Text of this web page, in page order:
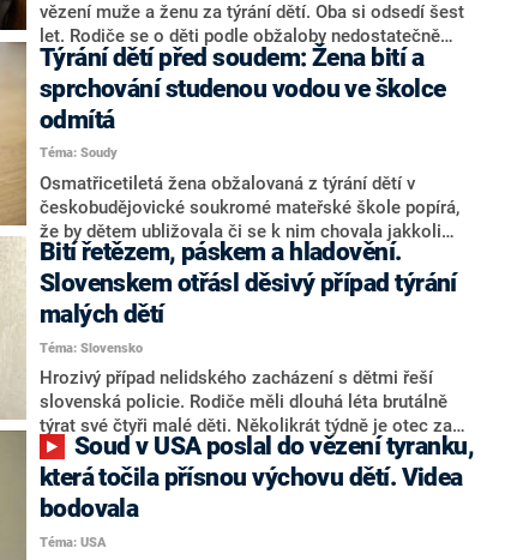
vězení muže a ženu za týrání dětí. Oba si odsedí šest
let. Rodiče se o děti podle obžaloby nedostatečně
starali jak po výživové, tak i hygienické a zdravotní
stránce. Dětem se kvůli tomu zkazily mléčné zuby,
trpěly silnou podvýživou a nedostatečným psychickým
i motorickým vývojem. Zhruba roční kojenec z
výraznou podváhou dokonce zemřel, i když ne přímo
na podvýživu.
Týrání dětí před soudem: Žena bití a
sprchování studenou vodou ve školce
odmítá
Téma: Soudy
Osmatřicetiletá žena obžalovaná z týrání dětí v
českobudějovické soukromé mateřské škole popírá,
že by dětem ubližovala či se k nim chovala jakkoli
špatně. Uvedla to dnes před českobudějovickým
soudem, který se případem zabývá. Obžalované
Vendule Van Der Maatové hrozí až dvouleté vězení.
Podle spisu děti fyzicky trestala, sprchovala je
studenou vodou a zavírala je samotné do oddělené
místnosti.
Bití řetězem, páskem a hladovění.
Slovenskem otřásl děsivý případ týrání
malých dětí
Téma: Slovensko
Hrozivý případ nelidského zacházení s dětmi řeší
slovenská policie. Rodiče měli dlouhá léta brutálně
týrat své čtyři malé děti. Několikrát týdně je otec za
trest bil řetězem a páskem, časté bylo dlouhé
hladovění. Během prohlídky objevila policie zámky
nejen na pokojích, ale také na lednici. Na případ
upozornila v pondělí na svých sociálních sítích
trnavská policie.
která točila přísnou výchovu dětí. Videa
bodovala
Téma: USA